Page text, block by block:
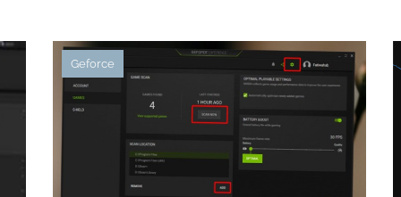
Geforce